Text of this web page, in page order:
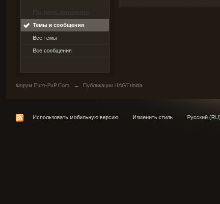
По пользователю
Темы и сообщения
Все темы
Все сообщения
Форум Euro-PvP.Com → Публикации HAGTrinida
Использовать мобильную версию Изменить стиль Русский